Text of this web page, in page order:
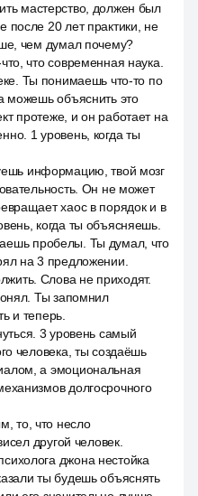
мастерство, должен был
после 20 лет практики, не
чем думал почему?
что современная наука.
Ты понимаешь что-то по
можешь объяснить это
протеже, и он работает на
1 уровень, когда ты
информацию, твой мозг
Он не может
хаос в порядок и в
когда ты объясняешь.
пробелы. Ты думал, что
на 3 предложении.
Слова не приходят.
Ты запомнил
и теперь.
3 уровень самый
человека, ты создаёшь
а эмоциональная
долгосрочного
то, что несло
другой человек.
джона нестойка
ты будешь объяснять